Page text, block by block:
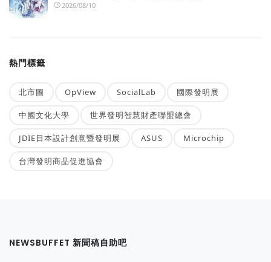
2026/08/10
熱門標籤
北市圖 OpView SocialLab 國際發明展
中國文化大學 世界發明智慧財產聯盟總會
JDIE日本設計創意暨發明展 ASUS Microchip
台灣發明商品促進協會
NEWSBUFFET 新聞稿自助吧